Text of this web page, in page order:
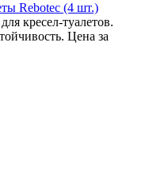
Rebotec (4 шт.)
кресел-туалетов.
Цена за